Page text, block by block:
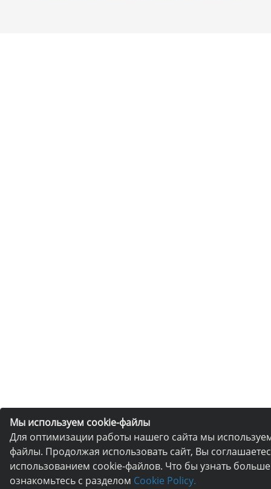
Мы используем cookie-файлы
Для оптимизации работы нашего сайта мы
файлы. Продолжая использовать сайт, Вы
использованием cookie-файлов. Что бы узнать больше
ознакомьтесь с разделом Cookie Policy.